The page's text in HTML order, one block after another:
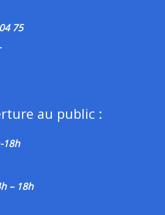
75
au public :
18h
– 18h